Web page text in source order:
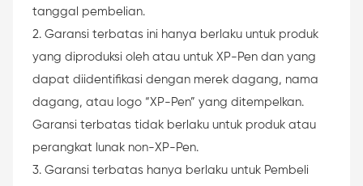
tanggal pembelian.
2. Garansi terbatas ini hanya berlaku untuk produk
yang diproduksi oleh atau untuk XP-Pen dan yang
dapat diidentifikasi dengan merek dagang, nama
dagang, atau logo “XP-Pen” yang ditempelkan.
Garansi terbatas tidak berlaku untuk produk atau
perangkat lunak non-XP-Pen.
3. Garansi terbatas hanya berlaku untuk Pembeli